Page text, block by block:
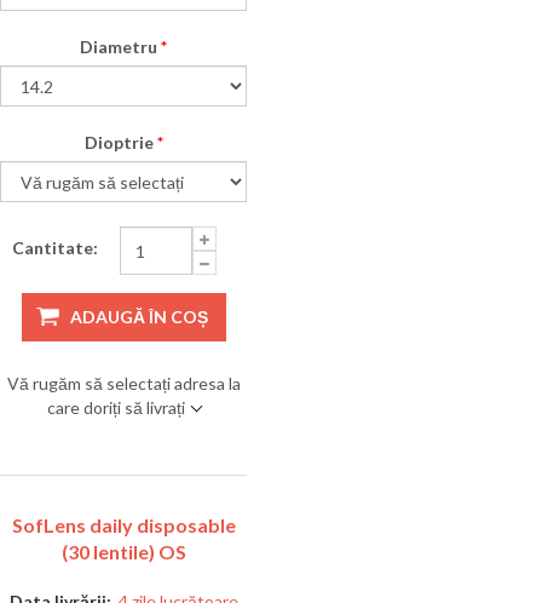
Diametru *
Dioptrie*
Cantitate:
ADAUGĂ ÎN COȘ
Vă rugăm să selectați adresa la
care doriți să livrați
SofLens daily disposable
(30 lentile) OS